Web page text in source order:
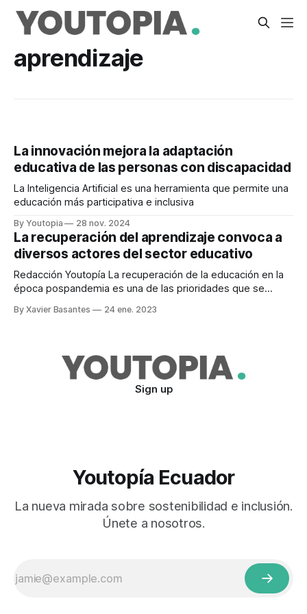
aprendizaje
La innovación mejora la adaptación
educativa de las personas con discapacidad
La Inteligencia Artificial es una herramienta que permite una
educación más participativa e inclusiva
By Youtopia 28 nov. 2024
La recuperación del aprendizaje convoca a
diversos actores del sector educativo
Redacción Youtopía La recuperación de la educación en la
época pospandemia es una de las prioridades que se
abordado en el marco de la celebración del encuentro
By Xavier Basantes 24 ene. 2023
Sign up
Youtopía Ecuador
La nueva mirada sobre sostenibilidad e inclusión.
Únete a nosotros.